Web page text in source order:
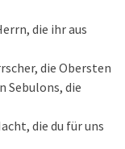
die ihr aus
die Obersten
Sebulons, die
die du für uns